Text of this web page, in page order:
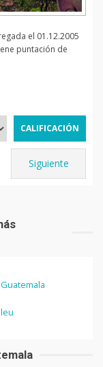
el 01.12.2005
puntación de
Siguiente